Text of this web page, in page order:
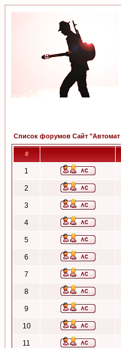
Список форумов Сайт "Автомат
#
1
2
3
4
5
6
7
8
9
10
11